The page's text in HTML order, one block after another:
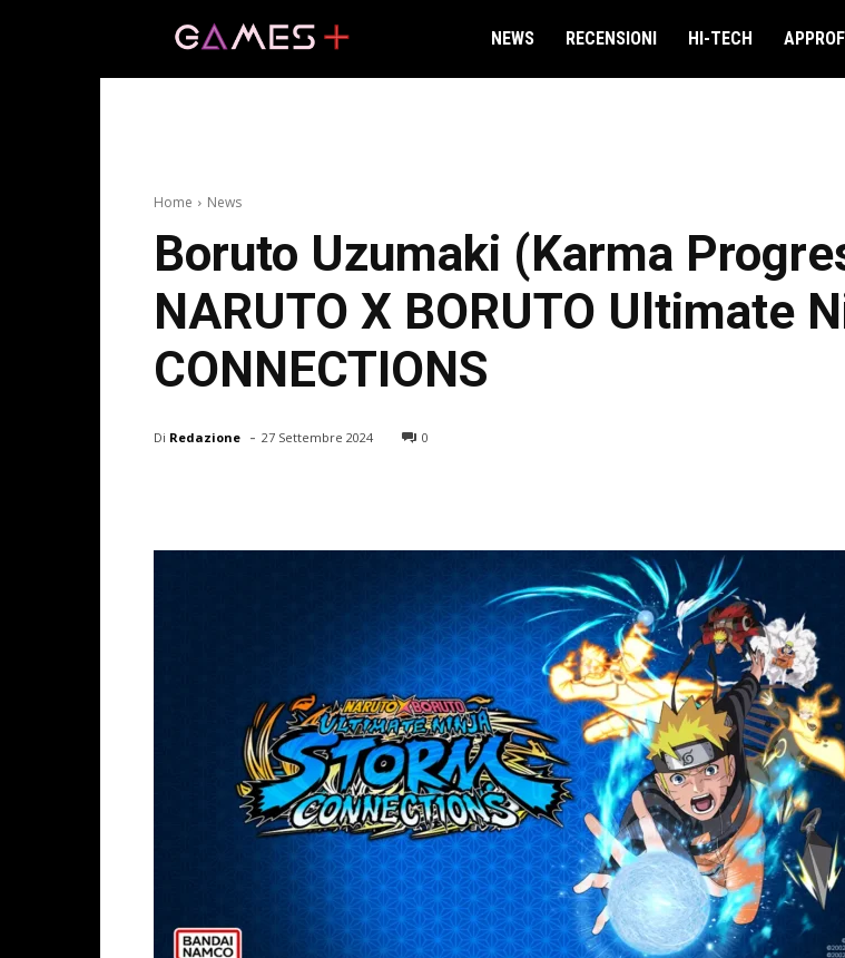
NEWS RECENSIONI HI-TECH
Home News
Boruto Uzumaki (Karma
NARUTO X BORUTO Ultimate
CONNECTIONS
Di Redazione - 27 Settembre 2024 0